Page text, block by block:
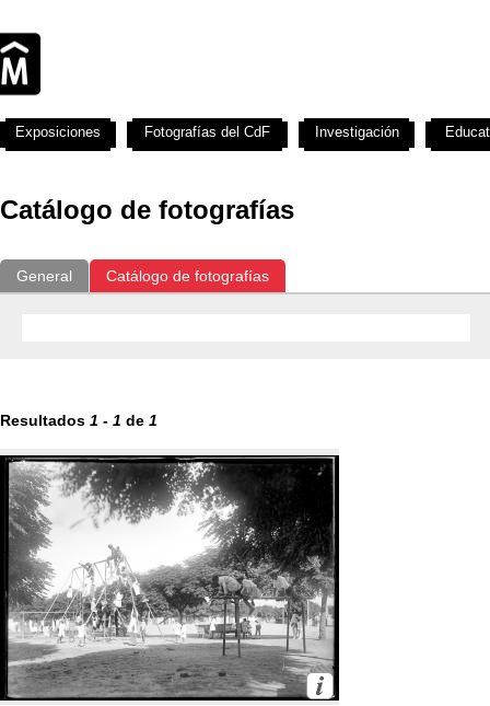
Catálogo de fotografías
General Catálogo de fotografías
Resultados 1 - 1 de 1
Exposiciones Fotografías del CdF Investigación